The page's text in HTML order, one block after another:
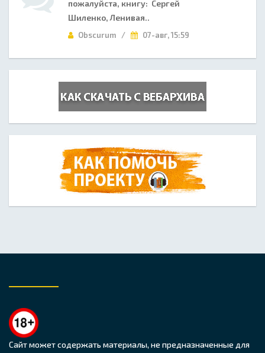
пожалуйста, книгу: Сергей
Шиленко, Ленивая..
Obscurum / 07-авг, 15:59
Сайт может содержать материалы, не предназначенные для